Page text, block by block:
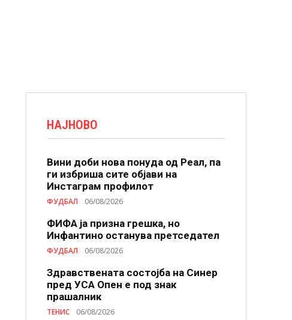
НАЈНОВО
Вини доби нова понуда од Реал, па
ги избриша сите објави на
Инстаграм профилот
ФУДБАЛ 06/08/2026
ФИФА ја призна грешка, но
Инфантино останува претседател
ФУДБАЛ 06/08/2026
Здравствената состојба на Синер
пред УСА Опен е под знак
прашалник
ТЕНИС 06/08/2026